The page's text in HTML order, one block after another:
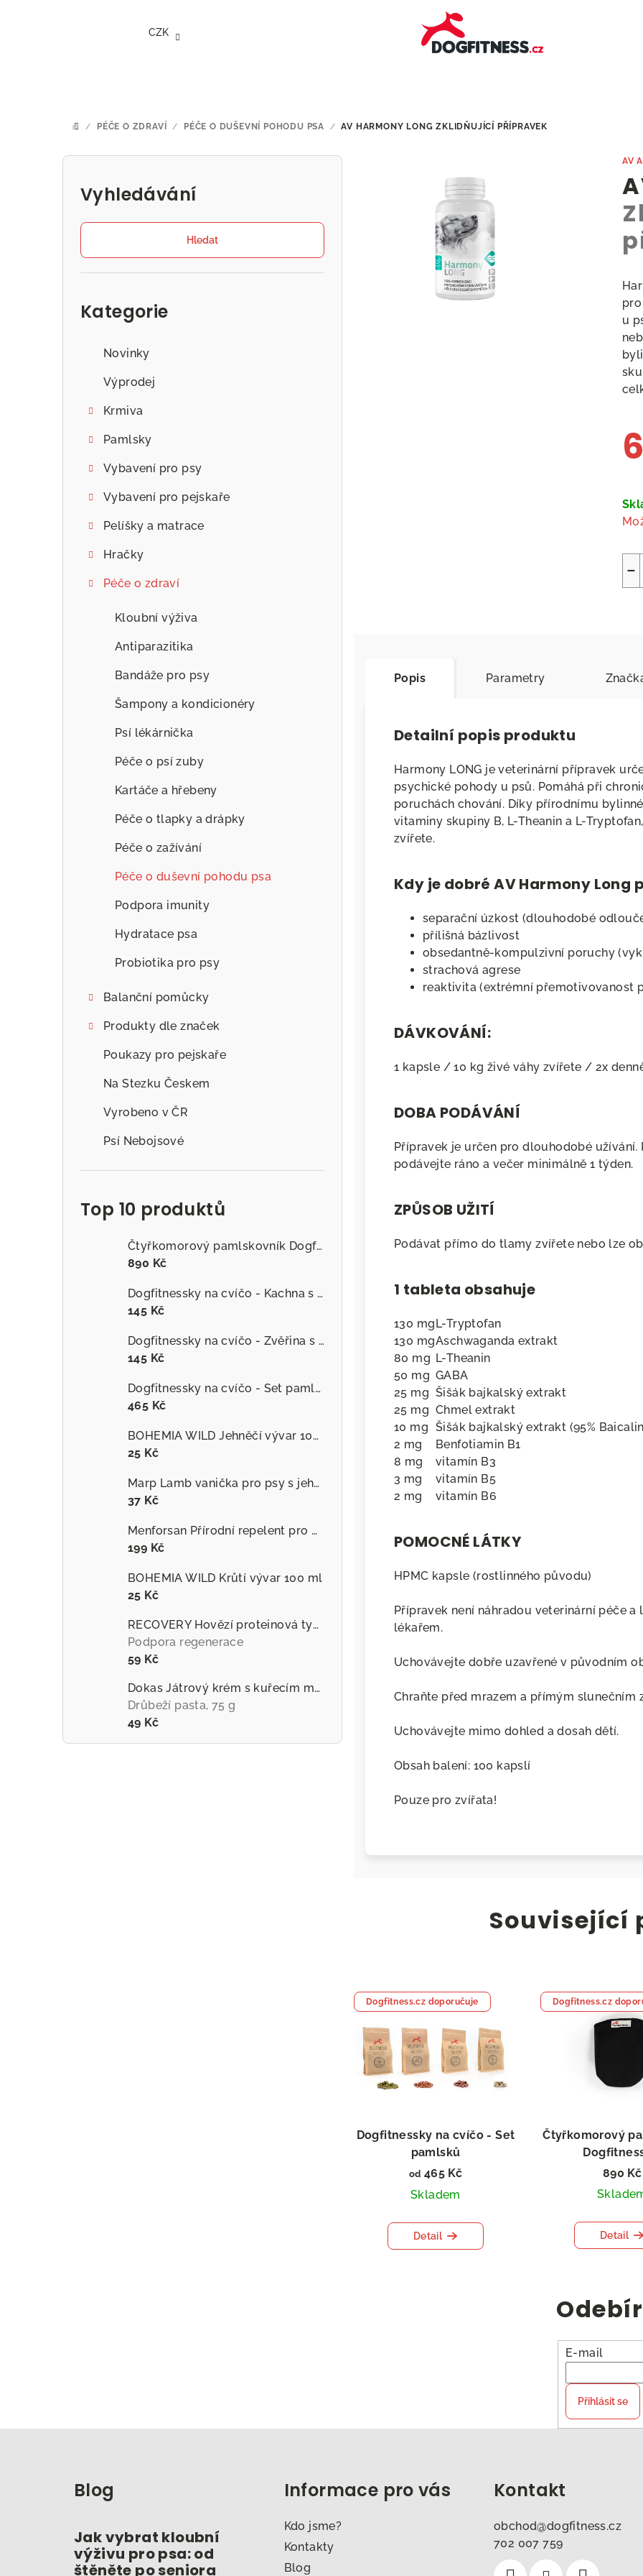
CZK
DOMŮ
/ PÉČE O ZDRAVÍ / PÉČE O DUŠEVNÍ POHODU PSA / AV HARMONY LONGZKLIDŇUJÍCÍ PŘÍPRAVEK
P
Vyhledávání
Hledat
Kategorie
Novinky
Výprodej
Krmiva
Pamlsky
Vybavení pro psy
Vybavení pro pejskaře
Pelíšky a matrace
Hračky
Péče o zdraví
Kloubní výživa
Antiparazitika
Bandáže pro psy
Šampony a kondicionéry
Psí lékárnička
Péče o psí zuby
Kartáče a hřebeny
Péče o tlapky a drápky
Péče o zažívání
Péče o duševní pohodu psa
Podpora imunity
Hydratace psa
Probiotika pro psy
Balanční pomůcky
Produkty dle značek
Poukazy pro pejskaře
Na Stezku Českem
Vyrobeno v ČR
Psí Nebojsové
Top 10 produktů
Čtyřkomorový pamlskovník Dogfitness.cz
890 Kč
Dogfitnessky na cvíčo - Kachna s červenou řepou
145 Kč
Dogfitnessky na cvíčo - Zvěřina s jablky
145 Kč
Dogfitnessky na cvíčo - Set pamlsků
465 Kč
BOHEMIA WILD Jehněčí vývar 100 ml
25 Kč
Marp Lamb vanička pro psy s jehněčím
37 Kč
Menforsan Přírodní repelent pro psy proti hmyzu s extraktem z citronely
199 Kč
BOHEMIA WILD Krůtí vývar 100 ml
25 Kč
RECOVERY Hovězí proteinová tyčinka pro psy
Podpora regenerace
59 Kč
Dokas Játrový krém s kuřecím masem
Drůbeží pasta, 75 g
49 Kč
AV
u
−
Popis Parametry
Detailní popis produktu
Harmony LONG je veterinární přípravek
psychické pohody u psů. Pomáhá při
poruchách chování. Díky přírodnímu
vitaminy skupiny B, L-Theanin a L-
zvířete.
Kdy je dobré AV Harmony Long
separační úzkost (dlouhodobé
přílišná bázlivost
obsedantně-kompulzivní poruchy
strachová agrese
reaktivita (extrémní přemotivovanost
DÁVKOVÁNÍ:
1 kapsle / 10 kg živé váhy zvířete / 2x
DOBA PODÁVÁNÍ
Přípravek je určen pro dlouhodobé
podávejte ráno a večer minimálně 1 týden.
ZPŮSOB UŽITÍ
Podávat přímo do tlamy zvířete nebo lze
1 tableta obsahuje
130 mg L-Tryptofan
130 mgAschwaganda extrakt
80 mg L-Theanin
50 mg GABA
25 mg Šišák bajkalský extrakt
25 mg Chmel extrakt
10 mg Šišák bajkalský extrakt (95%
2 mg
Benfotiamin B1
8 mg
vitamín B3
3 mg
vitamín B5
2 mg
vitamín B6
POMOCNÉ LÁTKY
HPMC kapsle (rostlinného původu)
Přípravek není náhradou veterinární péče
lékařem.
Uchovávejte dobře uzavřené v původním
Chraňte před mrazem a přímým slunečním
Uchovávejte mimo dohled a dosah dětí.
Obsah balení: 100 kapslí
Pouze pro zvířata!
Související
Dogfitness.cz doporučuje
Dogfitnessky na cvíčo - Set
pamlsků
od 465 Kč
Skladem
Detail
Dogfitness.cz
Čtyřkomorový
890 Kč
Detail
E-mail
Přihlásit se
Blog
Jak vybrat kloubní
výživu pro psa: od
štěněte po seniora
Informace pro vás
Kdo jsme?
Kontakty
Blog
Kontakt
obchod@dogfitness.cz
702 007 759